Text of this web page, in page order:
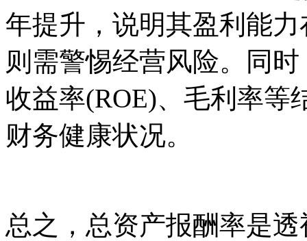
年提升，说明其盈利能
则需警惕经营风险。同
收益率(ROE)、毛利率等
财务健康状况。
总之，总资产报酬率是